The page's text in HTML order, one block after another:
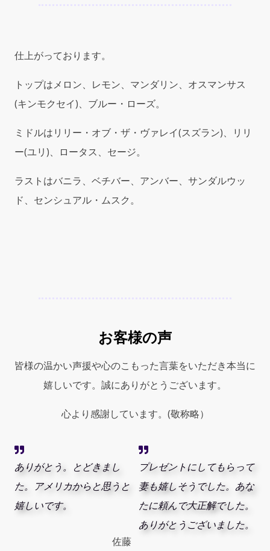
ー
ー
マ
ン)
EDT
100ml
Spray
Women
仕上がっております。
トップはメロン、レモン、マンダリン、オスマンサス
(キンモクセイ)、ブルー・ローズ。
ミドルはリリー・オブ・ザ・ヴァレイ(スズラン)、リリ
ー(ユリ)、ロータス、セージ。
ラストはバニラ、ベチバー、アンバー、サンダルウッ
ド、センシュアル・ムスク。
お客様の声
皆様の温かい声援や心のこもった言葉をいただき本当に
嬉しいです。誠にありがとうございます。
心より感謝しています。(敬称略）
ありがとう。とどきまし
た。アメリカからと思うと
嬉しいです。
佐藤
プレゼントにしてもらって
妻も嬉しそうでした。あな
たに頼んで大正解でした。
ありがとうございました。